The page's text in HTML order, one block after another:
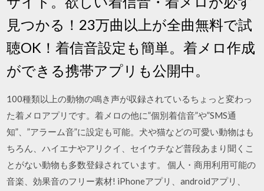
見つかる！23万曲以上が全曲無料で試
聴OK！着信音設定も簡単。着メロ作成
ができる携帯アプリも公開中。
100種類以上の動物の鳴き声が収録されているちょっと変わっ
た着メロアプリです。着メロの他に”個別着信音”や”SMS通
知”、”アラーム音”に設定も可能。犬や猫などの可愛い動物はも
ちろん、ハイエナやアリクイ、セイウチなど普段あまり聞くこ
とがない動物も多数登録されています。 個人・商用利用可能の
音楽、効果音のフリー素材! iPhoneアプリ、androidアプリ、